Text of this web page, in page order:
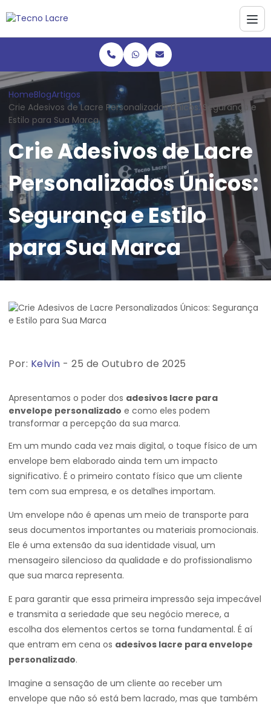
HomeBlogArtigos
Crie Adesivos de Lacre Personalizados Únicos: Segurança e
Estilo para Sua Marca
Crie Adesivos de Lacre
Personalizados Únicos:
Segurança e Estilo
para Sua Marca
Por: Kelvin - 25 de Outubro de 2025
Apresentamos o poder dos adesivos lacre para
envelope personalizado e como eles podem
transformar a percepção da sua marca.
Em um mundo cada vez mais digital, o toque físico de um
envelope bem elaborado ainda tem um impacto
significativo. É o primeiro contato físico que um cliente
tem com sua empresa, e os detalhes importam.
Um envelope não é apenas um meio de transporte para
seus documentos importantes ou materiais promocionais.
Ele é uma extensão da sua identidade visual, um
mensageiro silencioso da qualidade e do profissionalismo
que sua marca representa.
E para garantir que essa primeira impressão seja impecável
e transmita a seriedade que seu negócio merece, a
escolha dos elementos certos se torna fundamental. É aí
que entram em cena os adesivos lacre para envelope
personalizado.
Imagine a sensação de um cliente ao receber um
envelope que não só está bem lacrado, mas que também